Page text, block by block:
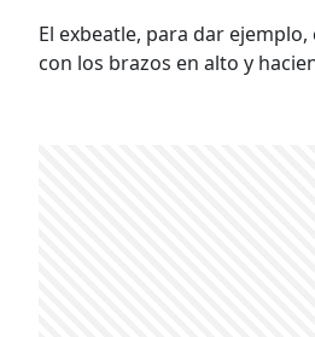
El exbeatle, para dar
con los brazos en alto y